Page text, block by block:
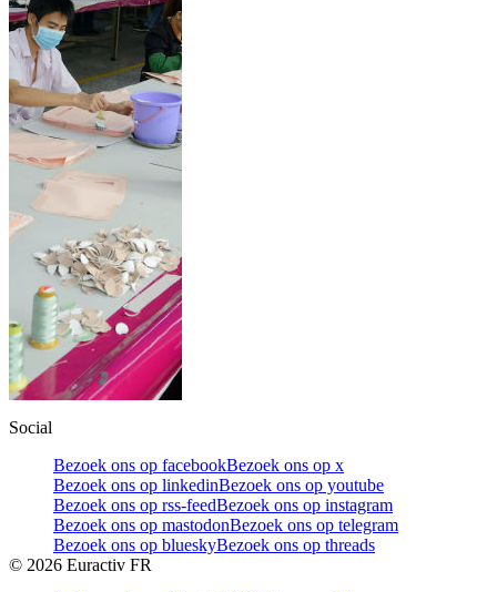
Social
Bezoek ons op facebookBezoek ons op x
Bezoek ons op linkedinBezoek ons op youtube
Bezoek ons op rss-feedBezoek ons op instagram
Bezoek ons op mastodonBezoek ons op telegram
Bezoek ons op blueskyBezoek ons op threads
© 2026 Euractiv FR